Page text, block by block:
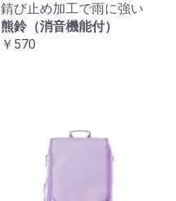
錆び止め加工で雨に強い
熊鈴（消音機能付）
￥570